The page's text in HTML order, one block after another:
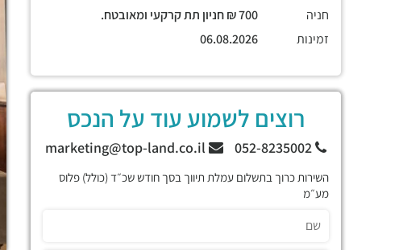
חניה
זמינות
רוצים לשמוע עוד על הנכס
השירות כרוך בתשלום עמלת תיווך בסך חודש שכ״ד (כולל) פלוס
מע״מ